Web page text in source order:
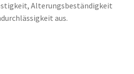
Alterungsbeständigkeit
aus.